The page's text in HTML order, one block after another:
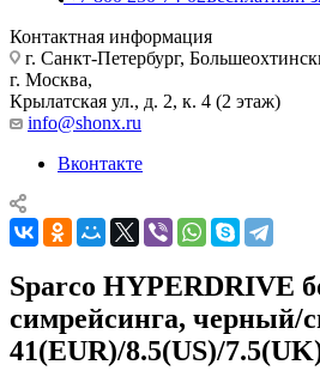
Контактная информация
г. Санкт-Петербург,
г. Москва,
Крылатская ул., д. 2, к. 4 (2 этаж)
info@shonx.ru
Вконтакте
Sparco HYPERDRIVE
симрейсинга, черный/
41(EUR)/8.5(US)/